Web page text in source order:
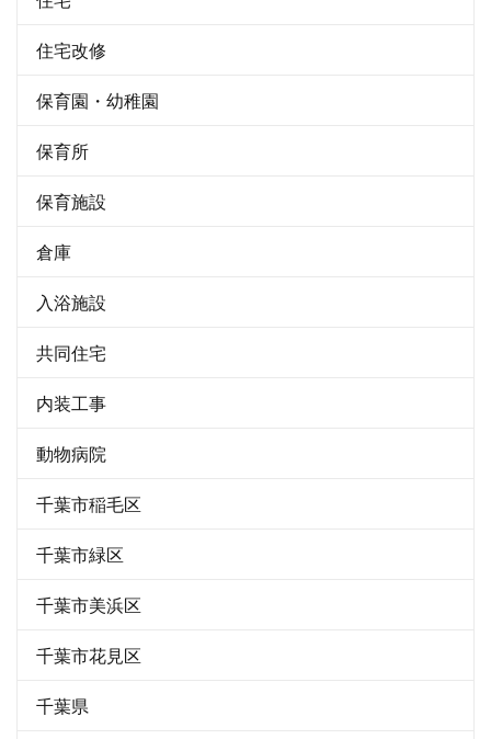
住宅改修
保育園・幼稚園
保育所
保育施設
倉庫
入浴施設
共同住宅
内装工事
動物病院
千葉市稲毛区
千葉市緑区
千葉市美浜区
千葉市花見区
千葉県